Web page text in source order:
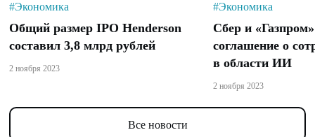
#Экономика
Общий размер IPO Henderson
составил 3,8 млрд рублей
2 ноября 2023
#Экономика
Сбер и
соглашение о
в области ИИ
2 ноября 2023
Все новости